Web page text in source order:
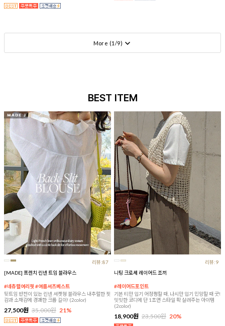
More (1 /9)
BEST ITEM
리뷰:87
[MADE] 프렌치 린넨 트임 블라우스
#네츄럴여리핏 #여름셔츠베스트
뒷트임 반전이 있는 린넨 셔켓형 블라우스 내추럴한 핏
감과 소재감에 경쾌한 크롭 길이! (2color)
27,500원 35,000원 21%
리뷰:9
니팅 크로셰 레이어드 조끼
#레이어드포인트
기본 티만 입기 어정쩡할 때, 나시만 입기 민망할 때 굿!
밋밋한 코디에 단 1초면 스타일 확 살려주는 아이템
(2color)
18,900원 23,500원 20%